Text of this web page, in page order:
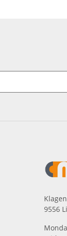
9556